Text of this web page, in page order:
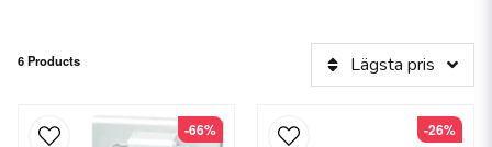
6 Products Lägsta pris
-66% -26%